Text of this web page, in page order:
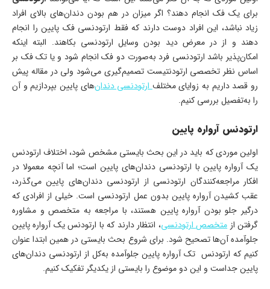
برای یک فک انجام دهند؟ اگر میزان در هم بودن دندان‌های بالای افراد
زیاد نباشد، این افراد دوست دارند که فقط ارتودنسی فک پایین را انجام
دهند و از در معرض دید بودن وسایل ارتودنسی بکاهند. البته اینکه
امکان‌پذیر باشد ارتودنسی فرد به‌صورت دو فک انجام شود و یا تک فک بر
اساس نظر تخصصی ارتودنتیست تصمیم‌گیری می‌شود ولی در مقاله پیش
رو قصد داریم به زوایای مختلفارتودنسی دندان‌های پایین بپردازیم و آن
را به‌تفصیل بررسی کنیم.
ارتودنس آرواره پایین
اولین موردی که باید در این بحث بایستی مشخص شود، اختلاف ارتودنس
یک آرواره پایین با ارتودنسی دندان‌های پایین است؛ اما آنچه معمولا در
افکار مراجعه‌کنندگان ارتودنسی از ارتودنسی دندان‌های پایین می‌گذرد،
عقب کشیدن آرواره پایین بدون عمل ارتودنسی است. خیلی از افرادی که
درگیر جلو بودن آرواره پایین هستند، با مراجعه به متخصص و مشاوره
گرفتن از متخصص ارتودنسی، انتظار دارند که با ارتودنس یک آرواره پایین
جلوآمده آن‌ها تصحیح شود. برای شروع بحث بایستی در همین ابتدا عنوان
کنیم که ارتودنس تک آرواره پایین جلوآمده به‌کل از ارتودنسی دندان‌های
پایین جداست و این دو موضوع را بایستی از یکدیگر تفکیک کنیم.